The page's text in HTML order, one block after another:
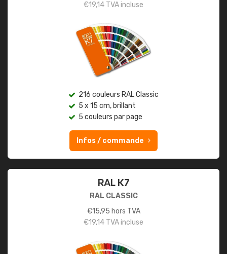
€19,14 TVA incluse
216 couleurs RAL Classic
5 x 15 cm, brillant
5 couleurs par page
Infos / commande
RAL K7
RAL CLASSIC
€15,95 hors TVA
€19,14 TVA incluse